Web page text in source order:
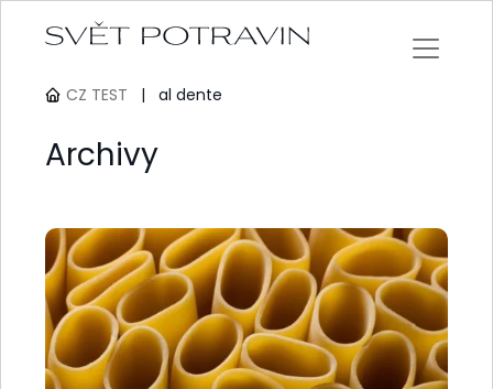
CZ TEST | al dente
Archivy